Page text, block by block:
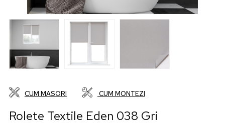
CUM MASORI CUM MONTEZI
Rolete Textile Eden 038 Gri